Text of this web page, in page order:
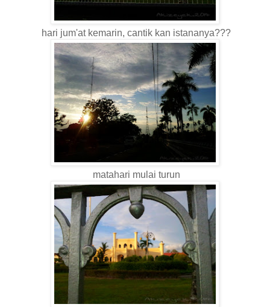
hari jum'at kemarin, cantik kan istananya???
matahari mulai turun